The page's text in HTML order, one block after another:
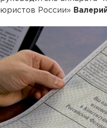
юристов России»